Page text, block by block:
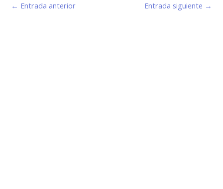
← Entrada anterior Entrada siguiente →